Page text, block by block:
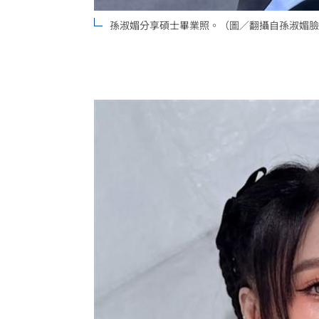
孫淑媚分享碩士畢業照。（圖／翻攝自孫淑媚